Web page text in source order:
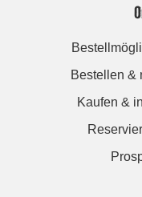
Bestellen &
Kaufen &